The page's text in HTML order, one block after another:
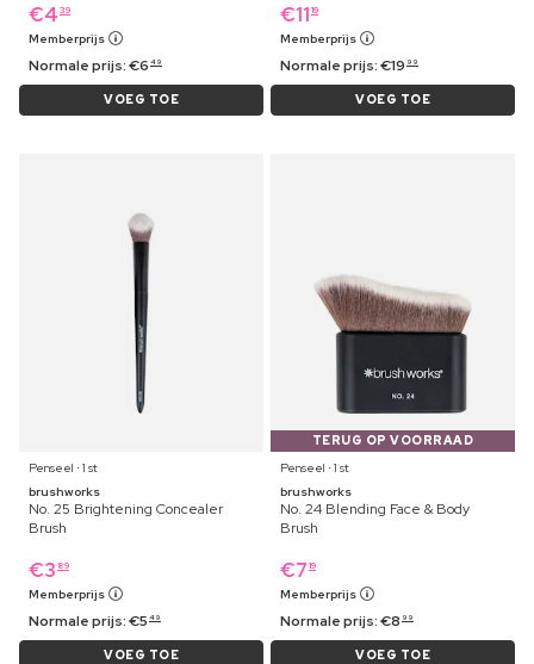
€4 39
Memberprijs
Normale prijs:€6 49
VOEG TOE
€11 19
Memberprijs
Normale prijs:€19 99
VOEG TOE
Penseel ⋅ 1 st
brushworks
No. 25 Brightening Concealer
Brush
€3 89
Memberprijs
Normale prijs:€5 49
VOEG TOE
TERUG OP VOORRAAD
Penseel ⋅ 1 st
brushworks
No. 24 Blending Face & Body
Brush
€7 19
Memberprijs
Normale prijs:€8 99
VOEG TOE